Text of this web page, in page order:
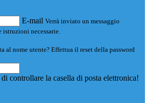
E-mail Verrà inviato un messaggio
necessarie.
al nome utente? Effettua il reset della password
controllare la casella di posta elettronica!